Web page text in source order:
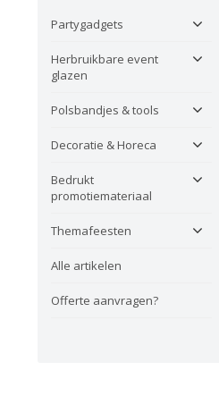
Partygadgets
Herbruikbare event
glazen
Polsbandjes & tools
Decoratie & Horeca
Bedrukt
promotiemateriaal
Themafeesten
Alle artikelen
Offerte aanvragen?